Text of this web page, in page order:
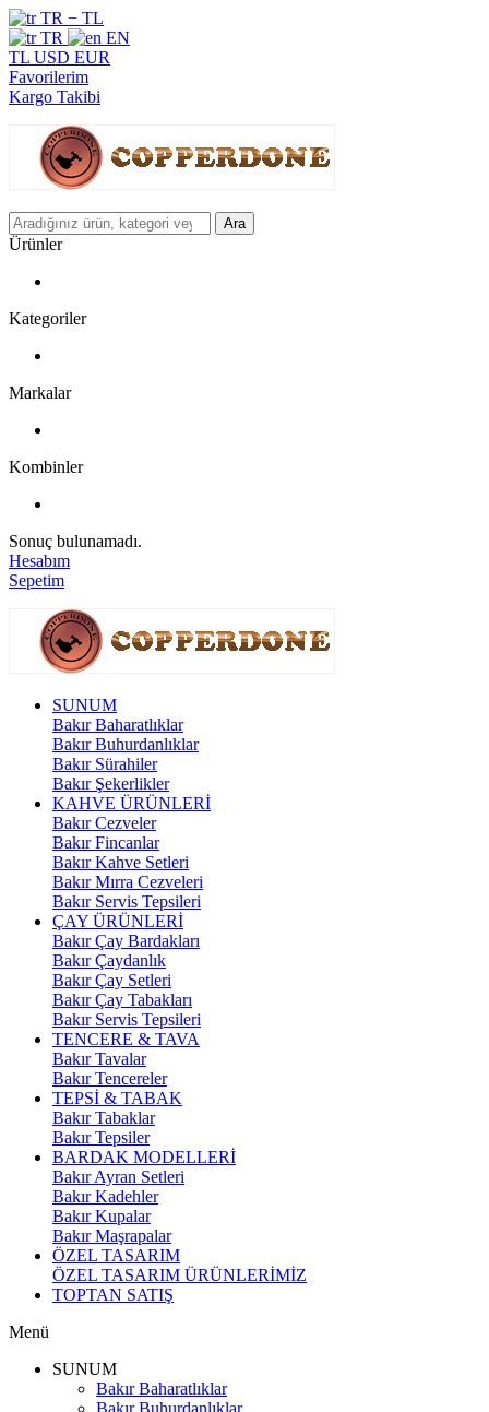
TR − TL
TR
EN
TL USD EUR
Favorilerim
Kargo Takibi
Ara
Ürünler
Kategoriler
Markalar
Kombinler
Sonuç bulunamadı.
Hesabım
Sepetim
SUNUM
Bakır Baharatlıklar
Bakır Buhurdanlıklar
Bakır Sürahiler
Bakır Şekerlikler
KAHVE ÜRÜNLERİ
Bakır Cezveler
Bakır Fincanlar
Bakır Kahve Setleri
Bakır Mırra Cezveleri
Bakır Servis Tepsileri
ÇAY ÜRÜNLERİ
Bakır Çay Bardakları
Bakır Çaydanlık
Bakır Çay Setleri
Bakır Çay Tabakları
Bakır Servis Tepsileri
TENCERE & TAVA
Bakır Tavalar
Bakır Tencereler
TEPSİ & TABAK
Bakır Tabaklar
Bakır Tepsiler
BARDAK MODELLERİ
Bakır Ayran Setleri
Bakır Kadehler
Bakır Kupalar
Bakır Maşrapalar
ÖZEL TASARIM
ÖZEL TASARIM ÜRÜNLERİMİZ
TOPTAN SATIŞ
Menü
SUNUM
Bakır Baharatlıklar
Bakır Buhurdanlıklar